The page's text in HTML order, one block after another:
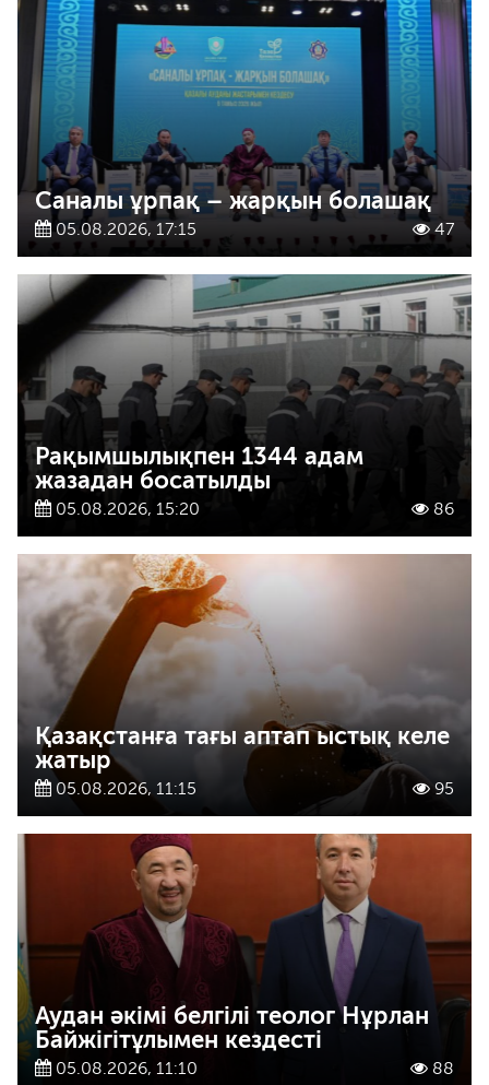
Саналы ұрпақ – жарқын болашақ
05.08.2026, 17:15 47
Рақымшылықпен 1344 адам
жазадан босатылды
05.08.2026, 15:20 86
Қазақстанға тағы аптап ыстық келе
жатыр
05.08.2026, 11:15 95
Аудан әкімі белгілі теолог Нұрлан
Байжігітұлымен кездесті
05.08.2026, 11:10 88